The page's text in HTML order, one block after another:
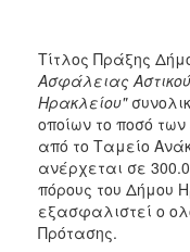
2014-
2020
και
Καινοτομία
ΕΣΠΑ
2014-
2020
Τίτλος Πράξης
Ασφάλειας
Ηρακλείου"
οποίων το ποσό
από το Ταμείο
ανέρχεται σε
πόρους του Δήμου
εξασφαλιστεί ο
Πρότασης.